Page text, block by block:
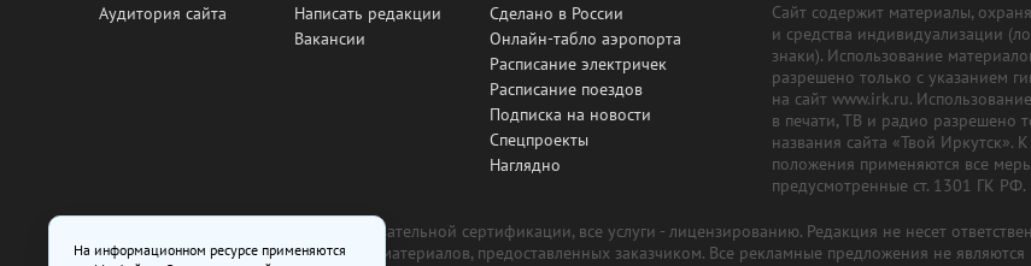
Аудитория сайта
Написать редакции
Вакансии
Сделано в России
Онлайн-табло аэропорта
Расписание электричек
Расписание поездов
Подписка на новости
Спецпроекты
Наглядно
Сайт содержит материалы,
и средства индивидуализации
знаки). Использование
разрешено только с указанием
на сайт www.irk.ru.
в печати, ТВ и радио разрешено
названия сайта «Твой Иркутск».
положения применяются все
предусмотренные ст. 1301 ГК РФ.
Все рекламные товары подлежат обязательной сертификации, все услуги - лицензированию. Редакция не несет
изготовлена и размещена на основе материалов, предоставленных заказчиком. Все рекламные предложения не
На информационном ресурсе применяются